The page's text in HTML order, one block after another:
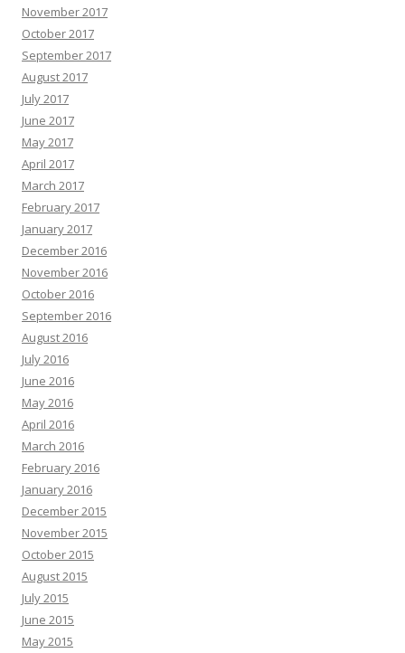
November 2017
October 2017
September 2017
August 2017
July 2017
June 2017
May 2017
April 2017
March 2017
February 2017
January 2017
December 2016
November 2016
October 2016
September 2016
August 2016
July 2016
June 2016
May 2016
April 2016
March 2016
February 2016
January 2016
December 2015
November 2015
October 2015
August 2015
July 2015
June 2015
May 2015